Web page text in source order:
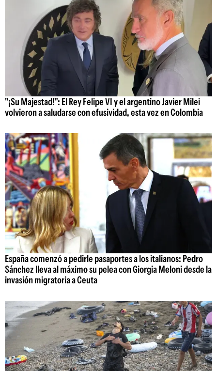
"¡Su Majestad!": El Rey Felipe VI y el argentino Javier Milei
volvieron a saludarse con efusividad, esta vez en Colombia
España comenzó a pedirle pasaportes a los italianos: Pedro
Sánchez lleva al máximo su pelea con Giorgia Meloni desde la
invasión migratoria a Ceuta